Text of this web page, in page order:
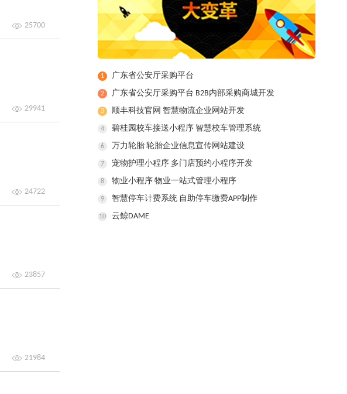
25700
29941
24722
23857
21984
1 广东省公安厅采购平台
2 广东省公安厅采购平台 B2B内部采购商城开发
3 顺丰科技官网 智慧物流企业网站开发
4 碧桂园校车接送小程序 智慧校车管理系统
6 万力轮胎 轮胎企业信息宣传网站建设
7 宠物护理小程序 多门店预约小程序开发
8 物业小程序 物业一站式管理小程序
9 智慧停车计费系统 自助停车缴费APP制作
10 云鲸DAME